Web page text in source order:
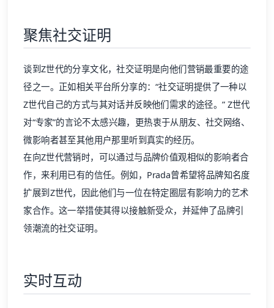
聚焦社交证明
谈到Z世代的分享文化，社交证明是向他们营销最重要的途
径之一。正如相关平台所分享的：“社交证明提供了一种以
Z世代自己的方式与其对话并反映他们需求的途径。” Z世代
对“专家”的言论不太感兴趣，更热衷于从朋友、社交网络、
微影响者甚至其他用户那里听到真实的经历。
在向Z世代营销时，可以通过与品牌价值观相似的影响者合
作，来利用已有的信任。例如，Prada曾希望将品牌知名度
扩展到Z世代，因此他们与一位在特定圈层有影响力的艺术
家合作。这一举措使其得以接触新受众，并延伸了品牌引
领潮流的社交证明。
实时互动